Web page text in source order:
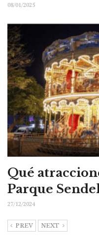
08/01/2025
Qué
Parque
27/12/2024
PREV NEXT